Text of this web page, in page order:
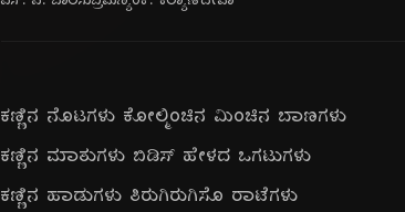
ಕಣ್ಣಿನ ನೊಟಗಳು ಕೋಲ್ಮಿಂಚಿನ ಮಿಂಚಿನ ಬಾಣಗಳು
ಕಣ್ಣಿನ ಮಾತುಗಳು ಬಿಡಿಸ್ ಹೇಳದ ಒಗಟುಗಳು
ಕಣ್ಣಿನ ಹಾಡುಗಳು ತಿರುಗಿರುಗಿಸೊ ರಾಟೆಗಳು